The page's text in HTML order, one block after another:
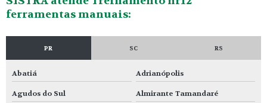
ferramentas manuais:
PR SC RS
Abatiá Adrianópolis
Agudos do Sul Almirante Tamandaré